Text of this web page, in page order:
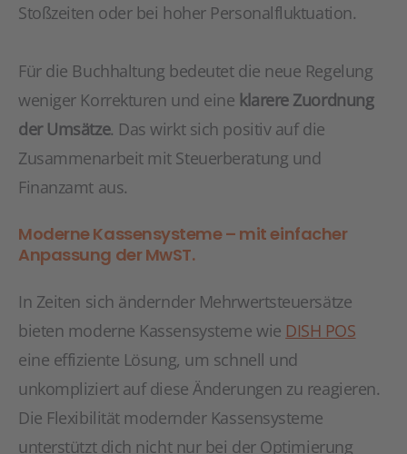
Stoßzeiten oder bei hoher Personalfluktuation.
Für die Buchhaltung bedeutet die neue Regelung
weniger Korrekturen und eine klarere Zuordnung
der Umsätze. Das wirkt sich positiv auf die
Zusammenarbeit mit Steuerberatung und
Finanzamt aus.
Moderne Kassensysteme – mit einfacher
Anpassung der MwST.
In Zeiten sich ändernder Mehrwertsteuersätze
bieten moderne Kassensysteme wie DISH POS
eine effiziente Lösung, um schnell und
unkompliziert auf diese Änderungen zu reagieren.
Die Flexibilität modernder Kassensysteme
unterstützt dich nicht nur bei der Optimierung